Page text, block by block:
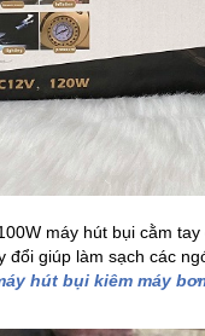
máy hút bụi cằm
đổi giúp làm sạch các
hút bụi kiêm máy